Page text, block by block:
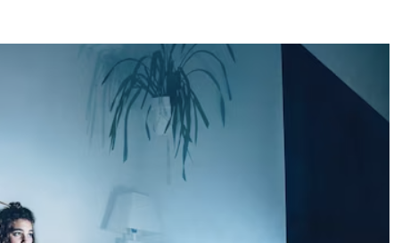
赞大马
IU大马演唱会票价来了！最贵
VVIP门票RM949